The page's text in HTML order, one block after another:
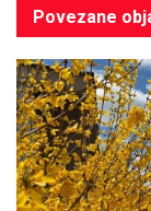
Povezane